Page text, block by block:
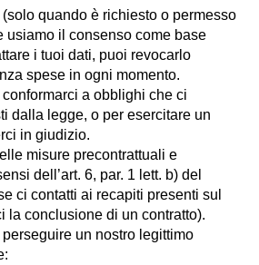
(solo quando è richiesto o permesso
usiamo il consenso come base
i tuoi dati, puoi revocarlo
spese in ogni momento.
a obblighi che ci
dalla legge, o per esercitare un
in giudizio.
misure precontrattuali e
dell’art. 6, par. 1 lett. b) del
ci contatti ai recapiti presenti sul
la conclusione di un contratto).
un nostro legittimo